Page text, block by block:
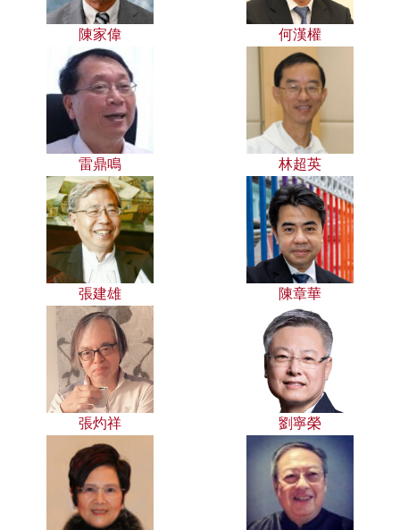
陳家偉 何漢權
雷鼎鳴 林超英
張建雄 陳章華
張灼祥 劉寧榮